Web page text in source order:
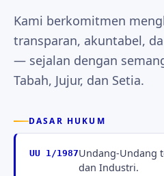
Kami berkomitmen
transparan, akuntabel,
— sejalan dengan
Tabah, Jujur, dan Setia.
DASAR HUKUM
UU 1/1987Undang-Undang
dan Industri.